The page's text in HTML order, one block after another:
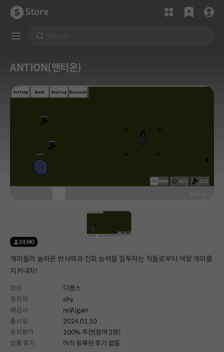
Store
ANTION(앤티온)
DEMO
개미들의 놀라운 번식력과 진화 능력을 질투하는 적들로부터 여왕 개미를
지켜내자!
장르
디펜스
창작자
shy
배급사
re(A)gain
출시일
2024.01.10
유저평가
100% 추천(참여 3명)
상품 후기
아직 등록된 후기 없음